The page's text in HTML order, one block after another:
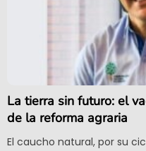
La tierra sin futuro: el
de la reforma agraria
El caucho natural, por su